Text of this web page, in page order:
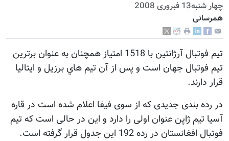
چهار شنبه13 فبروری 2008
همرسانی
تيم فوتبال آرژانتين با 1518 امتياز همچنان به عنوان برترين
تيم فوتبال جهان است و پس از آن تيم هاي برزيل و ايتاليا
قرار دارند.
در رده بندی جدیدی که از سوی فیفا اعلام شده است در قاره
آسیا تیم ژاپن عنوان اولی را دارد و این در حالی است که تیم
فوتبال افغانستان در رده 192 این جدول قرار گرفته است.